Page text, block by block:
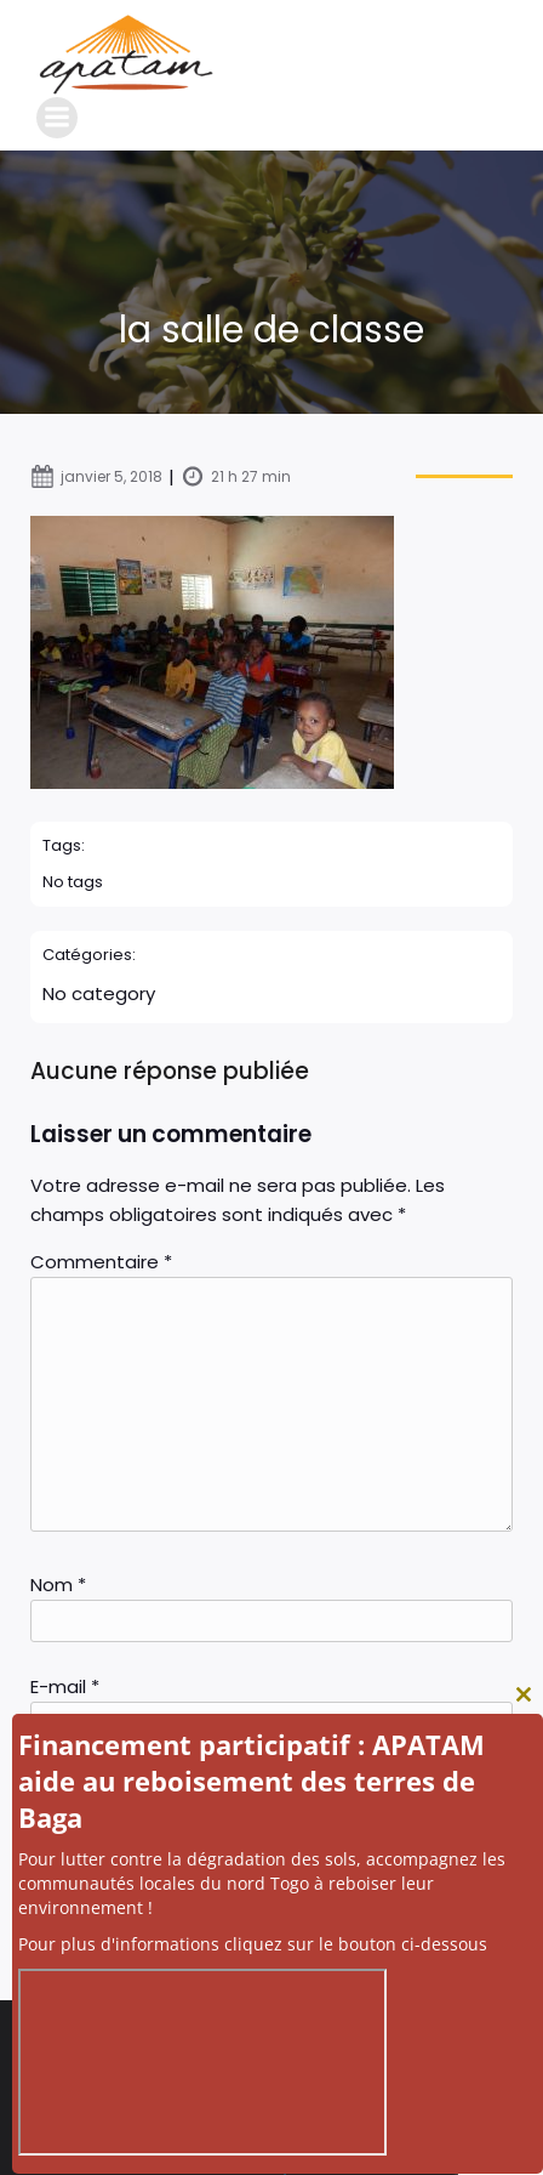
la salle de classe
janvier 5, 2018 | 21 h 27 min
Tags:
No tags
Catégories:
No category
Aucune réponse publiée
Laisser un commentaire
Votre adresse e-mail ne sera pas publiée. Les
champs obligatoires sont indiqués avec *
Commentaire *
Nom *
E-mail *
Site web
© 2026 APATAM. Created with
using WordPress and
Financement participatif : APATAM
aide au reboisement des terres de
Baga
Pour lutter contre la dégradation des sols, accompagnez les
communautés locales du nord Togo à reboiser leur
environnement !
Pour plus d'informations cliquez sur le bouton ci-dessous